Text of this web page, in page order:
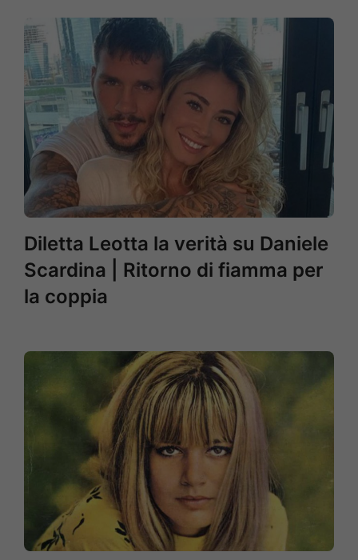
Diletta Leotta la verità su Daniele
Scardina | Ritorno di fiamma per
la coppia